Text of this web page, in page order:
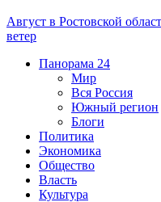
Август в Ростовской
ветер
Панорама 24
Мир
Вся Россия
Южный регион
Блоги
Политика
Экономика
Общество
Власть
Культура